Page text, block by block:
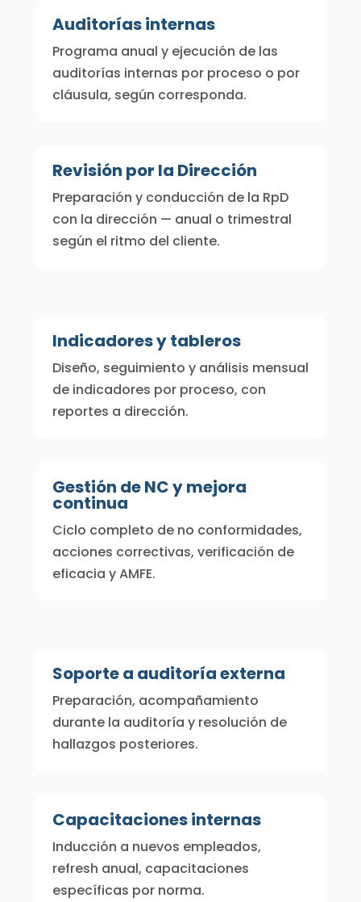
Auditorías internas
Programa anual y ejecución de las
auditorías internas por proceso o por
cláusula, según corresponda.
Revisión por la Dirección
Preparación y conducción de la RpD
con la dirección — anual o trimestral
según el ritmo del cliente.
Indicadores y tableros
Diseño, seguimiento y análisis mensual
de indicadores por proceso, con
reportes a dirección.
Gestión de NC y mejora
continua
Ciclo completo de no conformidades,
acciones correctivas, verificación de
eficacia y AMFE.
Soporte a auditoría externa
Preparación, acompañamiento
durante la auditoría y resolución de
hallazgos posteriores.
Capacitaciones internas
Inducción a nuevos empleados,
refresh anual, capacitaciones
específicas por norma.